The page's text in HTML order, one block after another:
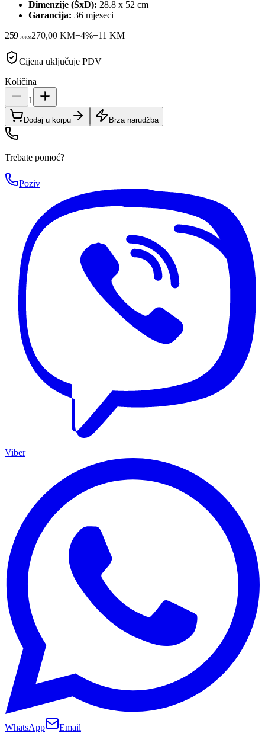
Dimenzije (ŠxD): 28.8 x 52 cm
Garancija: 36 mjeseci
259 00KM270,00 KM−4%−11 KM
Cijena uključuje PDV
Količina
1
Dodaj u korpu Brza narudžba
Trebate pomoć?
Poziv
Viber
WhatsApp Email